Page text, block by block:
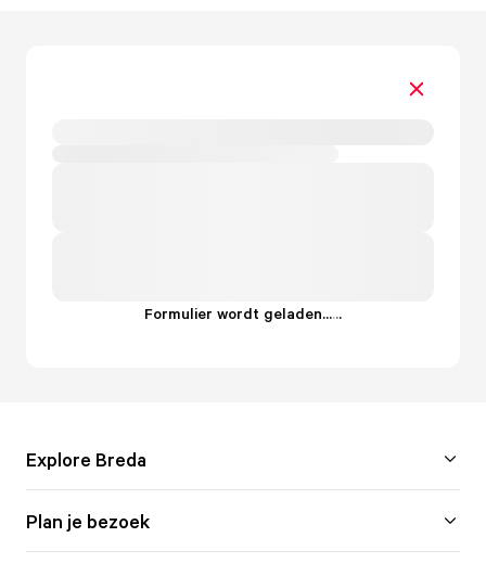
Formulier wordt geladen......
Explore Breda
Plan je bezoek